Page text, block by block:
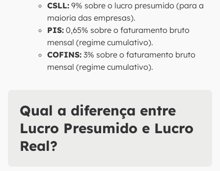
CSLL: 9% sobre o lucro presumido (para a
maioria das empresas).
PIS: 0,65% sobre o faturamento bruto
mensal (regime cumulativo).
COFINS: 3% sobre o faturamento bruto
mensal (regime cumulativo).
Qual a diferença entre
Lucro Presumido e Lucro
Real?